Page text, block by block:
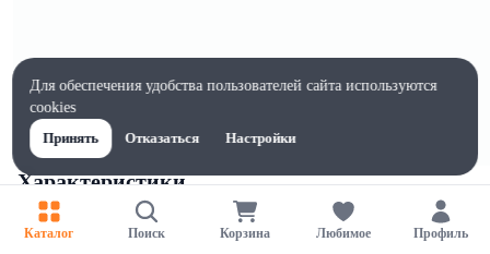
Характеристики
Ширина, мм
1Каталог Поиск Корзина Любимое Профиль
Для обеспечения удобства пользователей сайта используются
cookies
Принять
Отказаться Настройки